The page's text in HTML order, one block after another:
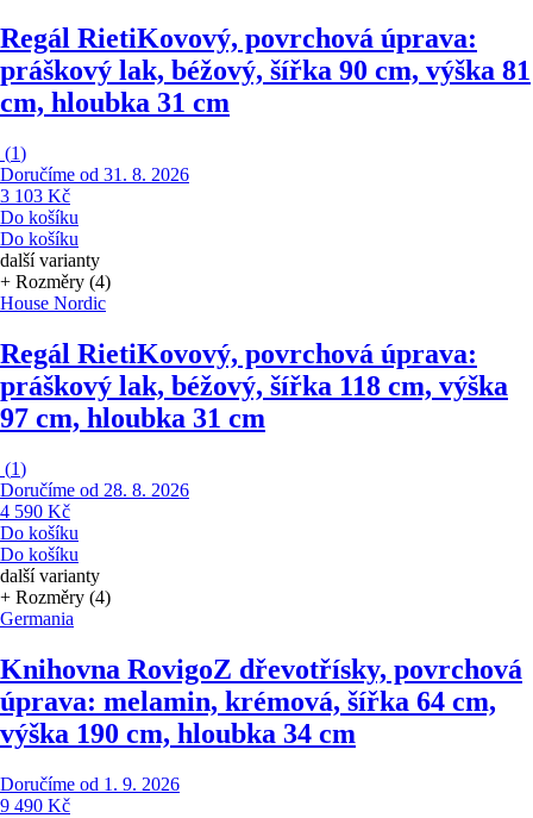
Regál RietiKovový, povrchová úprava:
práškový lak, béžový, šířka 90 cm, výška 81
cm, hloubka 31 cm
(1)
Doručíme od 31. 8. 2026
3 103 Kč
Do košíku
Do košíku
další varianty
+ Rozměry (4)
House Nordic
Regál RietiKovový, povrchová úprava:
práškový lak, béžový, šířka 118 cm, výška
97 cm, hloubka 31 cm
(1)
Doručíme od 28. 8. 2026
4 590 Kč
Do košíku
Do košíku
další varianty
+ Rozměry (4)
Germania
Knihovna RovigoZ dřevotřísky, povrchová
úprava: melamin, krémová, šířka 64 cm,
výška 190 cm, hloubka 34 cm
Doručíme od 1. 9. 2026
9 490 Kč